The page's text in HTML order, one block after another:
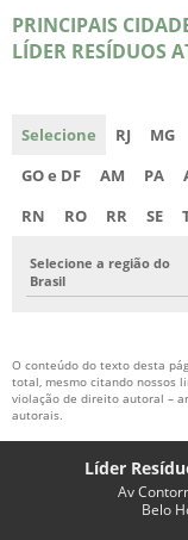
PRINCIPAIS
LÍDER RESÍDUOS
Selecione RJ MG
GO e DF
AM PA
RN
RO RR SE
Selecione a região do
Brasil
O conteúdo do texto desta
total, mesmo citando nossos
violação de direito autoral –
autorais.
Líder
Av
Belo